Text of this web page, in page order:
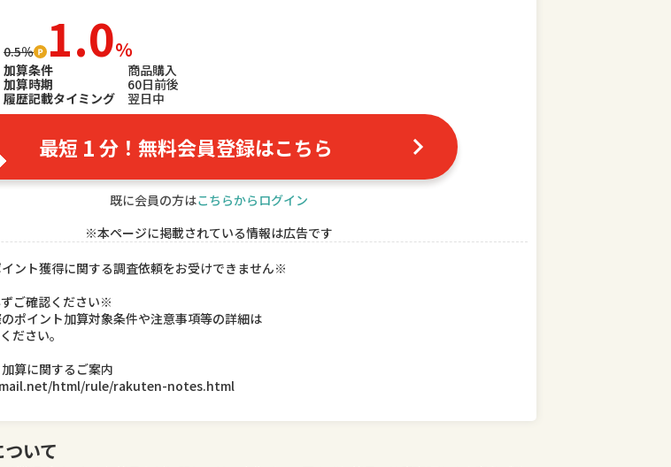
0.5％ 1.0％
加算条件
商品購入
加算時期
60日前後
履歴記載タイミング
翌日中
最短 1分！無料会員登録はこちら
既に会員の方はこちらからログイン
※本ページに掲載されている情報は広告です
ント獲得に関する調査依頼をお受けできません※
ご確認ください※
ポイント加算対象条件や注意事項等の詳細は
ださい。
算に関するご案内
html/rule/rakuten-notes.html
いて